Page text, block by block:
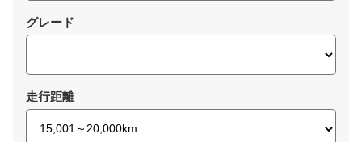
グレード
走行距離